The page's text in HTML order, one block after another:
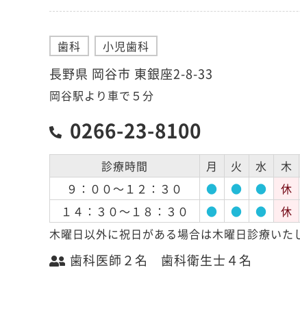
歯科 小児歯科
長野県 岡谷市 東銀座2-8-33
岡谷駅より車で５分
0266-23-8100
診療時間 月 火 水 木
９：００～１２：３０
● ● ● 休
１４：３０～１８：３０
● ● ● 休
木曜日以外に祝日がある場合は木曜日診療いた
歯科医師２名 歯科衛生士４名